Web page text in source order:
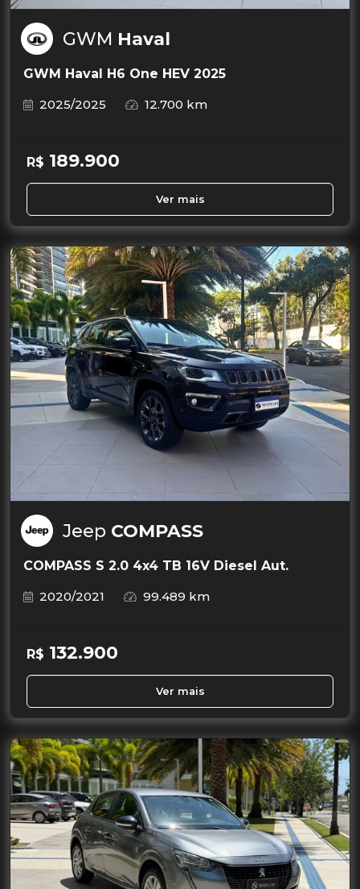
GWM Haval
GWM Haval H6 One HEV 2025
2025/2025
12.700 km
R$ 189.900
Ver mais
Jeep COMPASS
COMPASS S 2.0 4x4 TB 16V Diesel Aut.
2020/2021
99.489 km
R$ 132.900
Ver mais